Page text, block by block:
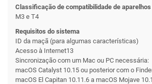
Classificação de compatibilidade de
M3 e T4
Requisitos do sistema
ID da maçã (para algumas características)
Acesso à Internet13
Sincronização com um Mac ou PC necessária:
macOS Catalyst 10.15 ou posterior com o
macOS El Capitan 10.11.6 a macOS Mojave